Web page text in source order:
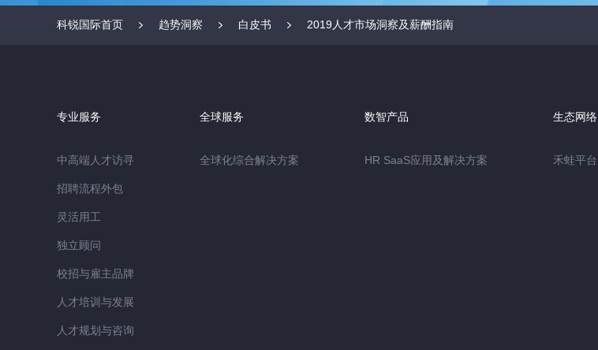
科锐国际首页 趋势洞察 白皮书 2019人才市场洞察及薪酬指南
专业服务
中高端人才访寻
招聘流程外包
灵活用工
独立顾问
校招与雇主品牌
人才培训与发展
人才规划与咨询
全球服务
全球化综合解决方案
数智产品
HR SaaS应用及解决方案
生态网络
禾蛙平台